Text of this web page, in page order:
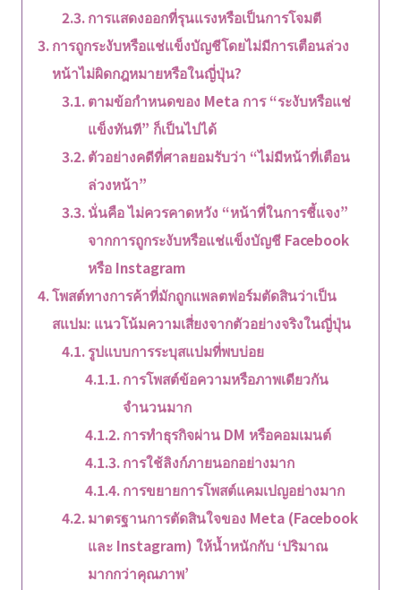
การแสดงออกที่รุนแรงหรือเป็นการโจมตี
การถูกระงับหรือแช่แข็งบัญชีโดยไม่มีการเตือนล่วง
หน้าไม่ผิดกฎหมายหรือในญี่ปุ่น?
ตามข้อกำหนดของ Meta การ “ระงับหรือแช่
แข็งทันที” ก็เป็นไปได้
ตัวอย่างคดีที่ศาลยอมรับว่า “ไม่มีหน้าที่เตือน
ล่วงหน้า”
นั่นคือ ไม่ควรคาดหวัง “หน้าที่ในการชี้แจง”
จากการถูกระงับหรือแช่แข็งบัญชี Facebook
หรือ Instagram
โพสต์ทางการค้าที่มักถูกแพลตฟอร์มตัดสินว่าเป็น
สแปม: แนวโน้มความเสี่ยงจากตัวอย่างจริงในญี่ปุ่น
รูปแบบการระบุสแปมที่พบบ่อย
การโพสต์ข้อความหรือภาพเดียวกัน
จำนวนมาก
การทำธุรกิจผ่าน DM หรือคอมเมนต์
การใช้ลิงก์ภายนอกอย่างมาก
การขยายการโพสต์แคมเปญอย่างมาก
มาตรฐานการตัดสินใจของ Meta (Facebook
และ Instagram) ให้น้ำหนักกับ ‘ปริมาณ
มากกว่าคุณภาพ’